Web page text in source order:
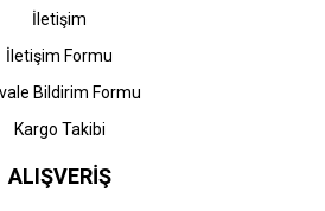
Gönder
İletişim
İletişim Formu
Bildirim Formu
Kargo Takibi
ALIŞVERİŞ